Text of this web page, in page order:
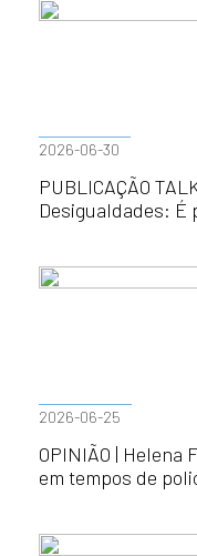
2026-06-30
PUBLICAÇÃO
Desigualdades: É
2026-06-25
OPINIÃO |
em tempos de